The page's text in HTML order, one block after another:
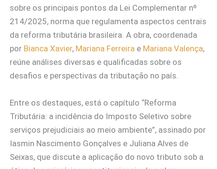
sobre os principais pontos da Lei Complementar nº
214/2025, norma que regulamenta aspectos centrais
da reforma tributária brasileira. A obra, coordenada
por Bianca Xavier, Mariana Ferreira e Mariana Valença,
reúne análises diversas e qualificadas sobre os
desafios e perspectivas da tributação no país.
Entre os destaques, está o capítulo “Reforma
Tributária: a incidência do Imposto Seletivo sobre
serviços prejudiciais ao meio ambiente”, assinado por
Iasmin Nascimento Gonçalves e Juliana Alves de
Seixas, que discute a aplicação do novo tributo sob a